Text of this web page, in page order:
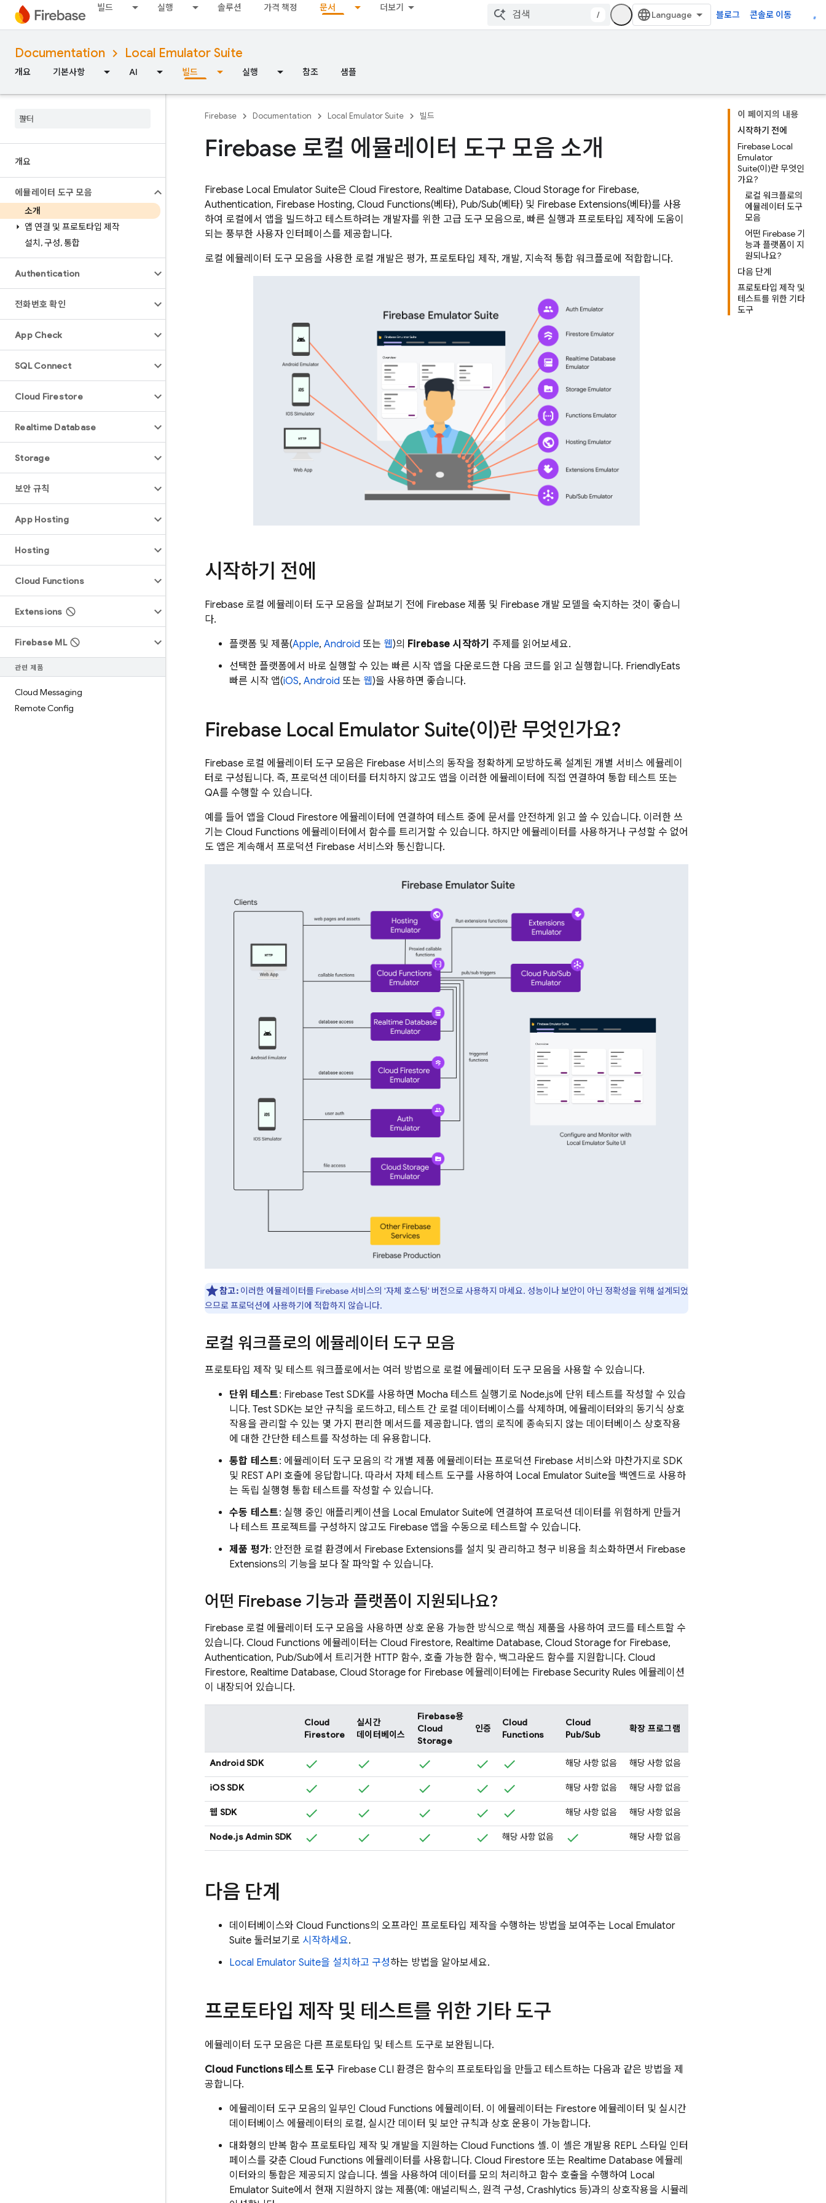
빌드 실행 솔루션 가격 책정 문서 더보기
/ 블로그 콘솔로 이동
Documentation Local Emulator Suite
개요 기본사항 AI 빌드 실행 참조 샘플
개요
에뮬레이터 도구 모음
소개
앱 연결 및 프로토타입 제작
설치,구성,통합
Authentication
전화번호 확인
App Check
SQL Connect
Cloud Firestore
Realtime Database
Storage
보안 규칙
App Hosting
Hosting
Cloud Functions
Extensions
Firebase ML
관련 제품
Cloud Messaging
Remote Config
이 페이지의 내용
시작하기 전에
Firebase Local
Emulator
Suite(이)란 무엇인
가요?
로컬 워크플로의
에뮬레이터 도구
모음
어떤 Firebase 기
능과 플랫폼이 지
원되나요?
다음 단계
프로토타입 제작 및
테스트를 위한 기타
도구
Firebase Documentation Local Emulator Suite 빌드
Firebase 로컬 에뮬레이터 도구 모음 소개
Firebase Local Emulator Suite은 Cloud Firestore, Realtime Database, Cloud Storage for Firebase,
Authentication, Firebase Hosting, Cloud Functions(베타), Pub/Sub(베타) 및 Firebase Extensions(베타)를 사용
하여 로컬에서 앱을 빌드하고 테스트하려는 개발자를 위한 고급 도구 모음으로, 빠른 실행과 프로토타입 제작에 도움이
되는 풍부한 사용자 인터페이스를 제공합니다.
로컬 에뮬레이터 도구 모음을 사용한 로컬 개발은 평가, 프로토타입 제작, 개발, 지속적 통합 워크플로에 적합합니다.
시작하기 전에
Firebase 로컬 에뮬레이터 도구 모음을 살펴보기 전에 Firebase 제품 및 Firebase 개발 모델을 숙지하는 것이 좋습니
다.
플랫폼 및 제품(Apple, Android 또는 웹)의 Firebase 시작하기 주제를 읽어보세요.
선택한 플랫폼에서 바로 실행할 수 있는 빠른 시작 앱을 다운로드한 다음 코드를 읽고 실행합니다. FriendlyEats
빠른 시작 앱(iOS, Android 또는 웹)을 사용하면 좋습니다.
Firebase Local Emulator Suite(이)란 무엇인가요?
Firebase 로컬 에뮬레이터 도구 모음은 Firebase 서비스의 동작을 정확하게 모방하도록 설계된 개별 서비스 에뮬레이
터로 구성됩니다. 즉, 프로덕션 데이터를 터치하지 않고도 앱을 이러한 에뮬레이터에 직접 연결하여 통합 테스트 또는
QA를 수행할 수 있습니다.
예를 들어 앱을 Cloud Firestore 에뮬레이터에 연결하여 테스트 중에 문서를 안전하게 읽고 쓸 수 있습니다. 이러한 쓰
기는 Cloud Functions 에뮬레이터에서 함수를 트리거할 수 있습니다. 하지만 에뮬레이터를 사용하거나 구성할 수 없어
도 앱은 계속해서 프로덕션 Firebase 서비스와 통신합니다.
참고:이러한 에뮬레이터를 Firebase 서비스의 '자체 호스팅' 버전으로 사용하지 마세요. 성능이나 보안이 아닌 정확성을 위해 설계되었
으므로 프로덕션에 사용하기에 적합하지 않습니다.
로컬 워크플로의 에뮬레이터 도구 모음
프로토타입 제작 및 테스트 워크플로에서는 여러 방법으로 로컬 에뮬레이터 도구 모음을 사용할 수 있습니다.
단위 테스트: Firebase Test SDK를 사용하면 Mocha 테스트 실행기로 Node.js에 단위 테스트를 작성할 수 있습
니다. Test SDK는 보안 규칙을 로드하고, 테스트 간 로컬 데이터베이스를 삭제하며, 에뮬레이터와의 동기식 상호
작용을 관리할 수 있는 몇 가지 편리한 메서드를 제공합니다. 앱의 로직에 종속되지 않는 데이터베이스 상호작용
에 대한 간단한 테스트를 작성하는 데 유용합니다.
통합 테스트: 에뮬레이터 도구 모음의 각 개별 제품 에뮬레이터는 프로덕션 Firebase 서비스와 마찬가지로 SDK
및 REST API 호출에 응답합니다. 따라서 자체 테스트 도구를 사용하여 Local Emulator Suite을 백엔드로 사용하
는 독립 실행형 통합 테스트를 작성할 수 있습니다.
수동 테스트: 실행 중인 애플리케이션을 Local Emulator Suite에 연결하여 프로덕션 데이터를 위험하게 만들거
나 테스트 프로젝트를 구성하지 않고도 Firebase 앱을 수동으로 테스트할 수 있습니다.
제품 평가: 안전한 로컬 환경에서 Firebase Extensions를 설치 및 관리하고 청구 비용을 최소화하면서 Firebase
Extensions의 기능을 보다 잘 파악할 수 있습니다.
어떤 Firebase 기능과 플랫폼이 지원되나요?
Firebase 로컬 에뮬레이터 도구 모음을 사용하면 상호 운용 가능한 방식으로 핵심 제품을 사용하여 코드를 테스트할 수
있습니다. Cloud Functions 에뮬레이터는 Cloud Firestore, Realtime Database, Cloud Storage for Firebase,
Authentication, Pub/Sub에서 트리거한 HTTP 함수, 호출 가능한 함수, 백그라운드 함수를 지원합니다. Cloud
Firestore, Realtime Database, Cloud Storage for Firebase 에뮬레이터에는 Firebase Security Rules 에뮬레이션
이 내장되어 있습니다.
Cloud
Firestore
실시간
데이터베이스
Firebase용
Cloud
Storage
인증
Cloud
Functions
Cloud
Pub/Sub
확장 프로그램
Android SDK 해당 사항 없음 해당 사항 없음
iOS SDK 해당 사항 없음 해당 사항 없음
웹 SDK 해당 사항 없음 해당 사항 없음
Node.js Admin SDK 해당 사항 없음 해당 사항 없음
다음 단계
데이터베이스와 Cloud Functions의 오프라인 프로토타입 제작을 수행하는 방법을 보여주는 Local Emulator
Suite 둘러보기로 시작하세요.
Local Emulator Suite을 설치하고 구성하는 방법을 알아보세요.
프로토타입 제작 및 테스트를 위한 기타 도구
에뮬레이터 도구 모음은 다른 프로토타입 및 테스트 도구로 보완됩니다.
Cloud Functions 테스트 도구 Firebase CLI 환경은 함수의 프로토타입을 만들고 테스트하는 다음과 같은 방법을 제
공합니다.
에뮬레이터 도구 모음의 일부인 Cloud Functions 에뮬레이터. 이 에뮬레이터는 Firestore 에뮬레이터 및 실시간
데이터베이스 에뮬레이터의 로컬, 실시간 데이터 및 보안 규칙과 상호 운용이 가능합니다.
대화형의 반복 함수 프로토타입 제작 및 개발을 지원하는 Cloud Functions 셸. 이 셸은 개발용 REPL 스타일 인터
페이스를 갖춘 Cloud Functions 에뮬레이터를 사용합니다. Cloud Firestore 또는 Realtime Database 에뮬레
이터와의 통합은 제공되지 않습니다. 셸을 사용하여 데이터를 모의 처리하고 함수 호출을 수행하여 Local
Emulator Suite에서 현재 지원하지 않는 제품(예: 애널리틱스, 원격 구성, Crashlytics 등)과의 상호작용을 시뮬레